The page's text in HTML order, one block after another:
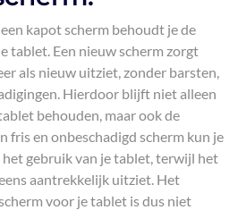
kapot scherm behoudt je de
tablet. Een nieuw scherm zorgt
als nieuw uitziet, zonder barsten,
Hierdoor blijft niet alleen
behouden, maar ook de
fris en onbeschadigd scherm kun je
gebruik van je tablet, terwijl het
aantrekkelijk uitziet. Het
voor je tablet is dus niet